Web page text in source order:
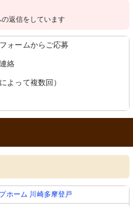
の返信をしています
ォームからご応募
絡
よって複数回）
ホーム 川崎多摩登戸